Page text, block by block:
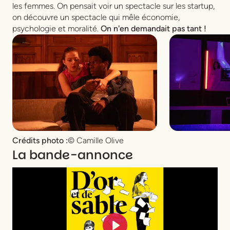
les femmes. On pensait voir un spectacle sur les startup,
on découvre un spectacle qui mêle économie,
psychologie et moralité. On n'en demandait pas tant !
Crédits photo :© Camille Olive
La bande-annonce